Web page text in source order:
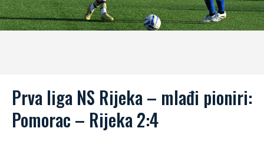
Prva liga NS Rijeka – mlađi pioniri:
Pomorac – Rijeka 2:4